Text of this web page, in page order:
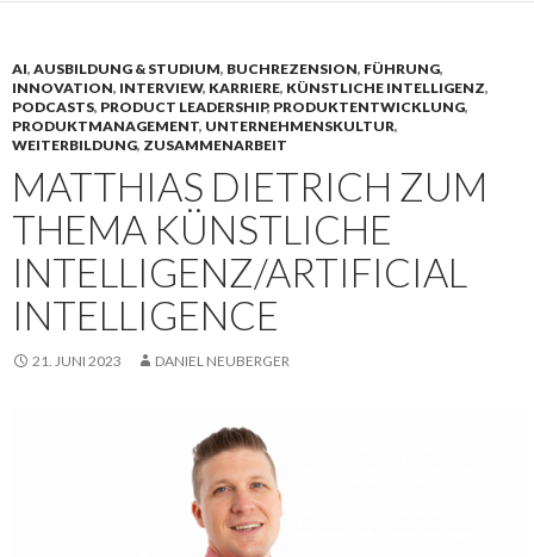
AI, AUSBILDUNG & STUDIUM, BUCHREZENSION, FÜHRUNG,
INNOVATION, INTERVIEW, KARRIERE, KÜNSTLICHE INTELLIGENZ,
PODCASTS, PRODUCT LEADERSHIP, PRODUKTENTWICKLUNG,
PRODUKTMANAGEMENT, UNTERNEHMENSKULTUR,
WEITERBILDUNG, ZUSAMMENARBEIT
MATTHIAS DIETRICH ZUM
THEMA KÜNSTLICHE
INTELLIGENZ/ARTIFICIAL
INTELLIGENCE
21. JUNI 2023 DANIEL NEUBERGER